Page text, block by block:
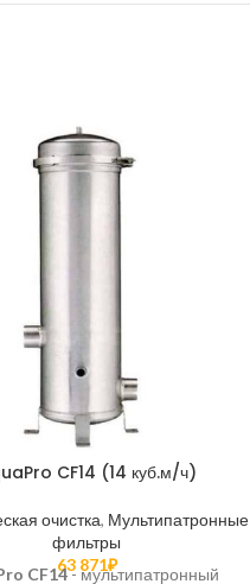
CF14 (14 куб.м/ч)
очистка, Мультипатронные
фильтры
63 871₽
CF14- мультипатронный